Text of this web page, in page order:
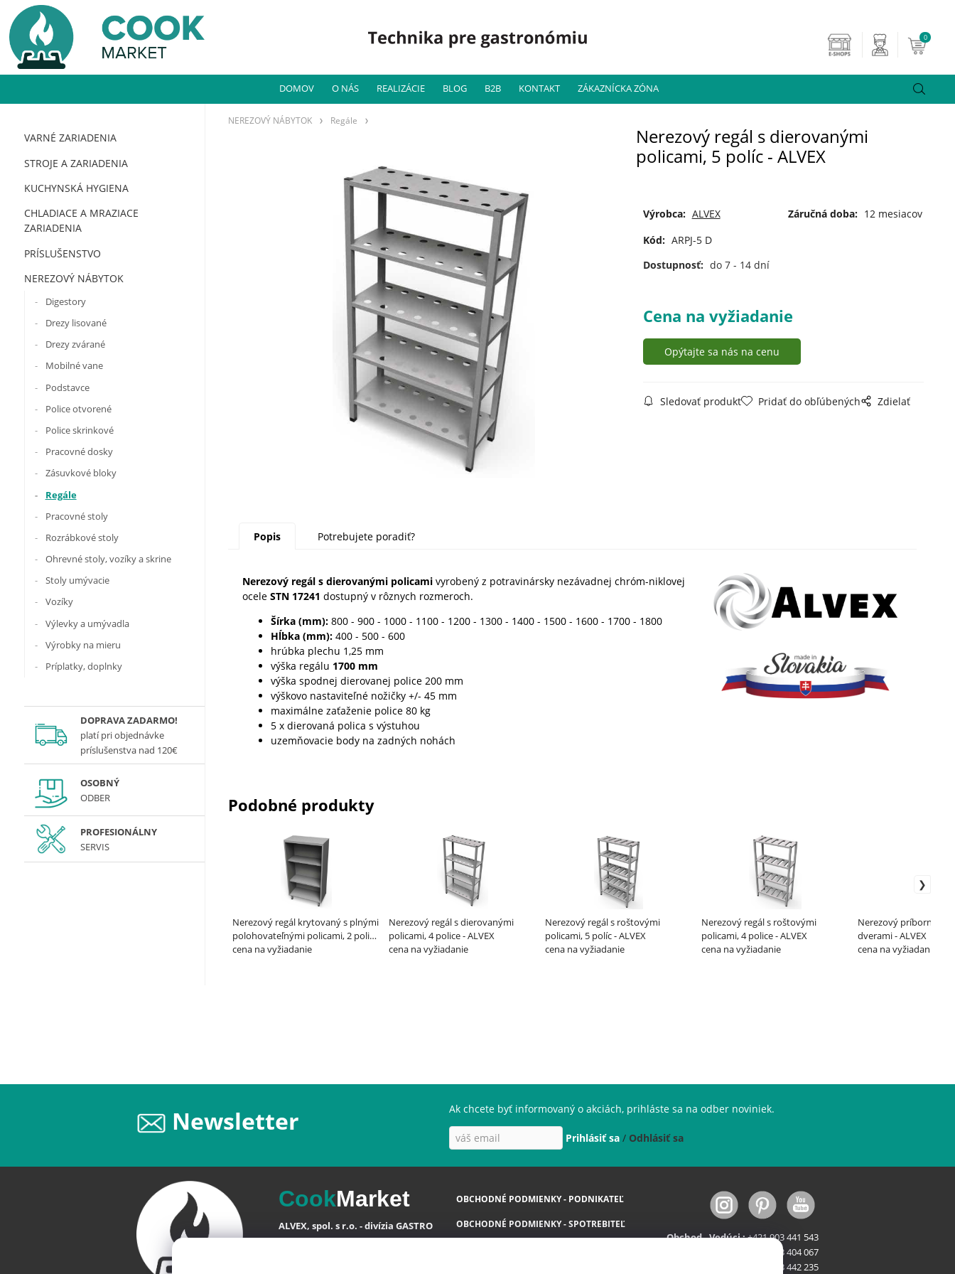
DOMOV O NÁS REALIZÁCIE BLOG B2B KONTAKT ZÁKAZNÍCKA ZÓNA
0
VARNÉ ZARIADENIA
STROJE A ZARIADENIA
KUCHYNSKÁ HYGIENA
CHLADIACE A MRAZIACE
ZARIADENIA
PRÍSLUŠENSTVO
NEREZOVÝ NÁBYTOK
Digestory
Drezy lisované
Drezy zvárané
Mobilné vane
Podstavce
Police otvorené
Police skrinkové
Pracovné dosky
Zásuvkové bloky
Regále
Pracovné stoly
Rozrábkové stoly
Ohrevné stoly, vozíky a skrine
Stoly umývacie
Vozíky
Výlevky a umývadla
Výrobky na mieru
Príplatky, doplnky
DOPRAVA ZADARMO!
platípri objednávke
príslušenstva nad 120€
OSOBNÝ
ODBER
PROFESIONÁLNY
SERVIS
NEREZOVÝ NÁBYTOK Regále
Nerezový regál s dierovanými
policami, 5 políc - ALVEX
Výrobca: ALVEX Záručná doba: 12 mesiacov
Kód: ARPJ-5 D
Dostupnosť: do 7 - 14 dní
Cena na vyžiadanie
Opýtajte sa nás na cenu
Sledovať produkt Pridať do obľúbených Zdielať
Popis Potrebujete poradiť?
Nerezový regál s dierovanými policamivyrobený z potravinársky nezávadnej chróm-niklovej
ocele STN 17241 dostupný v rôznych rozmeroch.
Šírka (mm): 800 - 900 - 1000 - 1100 - 1200 - 1300 - 1400 - 1500 - 1600 - 1700 - 1800
Hĺbka (mm): 400 - 500 - 600
hrúbka plechu 1,25 mm
výška regálu 1700 mm
výška spodnej dierovanej police 200 mm
výškovo nastaviteľné nožičky +/- 45 mm
maximálne zaťaženie police 80 kg
5 x dierovaná polica s výstuhou
uzemňovacie body na zadných nohách
Podobné produkty
Nerezový regál krytovaný s plnými
polohovateľnými policami, 2 police
- ALVEX
cena na vyžiadanie
Nerezový regál s dierovanými
policami, 4 police - ALVEX
cena na vyžiadanie
Nerezový regál s roštovými
policami, 5 políc - ALVEX
cena na vyžiadanie
Nerezový regál s roštovými
policami, 4 police - ALVEX
cena na vyžiadanie
Nerezový príborník s
dverami - ALVEX
cena na vyžiadanie
Newsletter Ak chcete byť informovaný o akciách, prihláste sa na odber noviniek.
Prihlásiť sa / Odhlásiť sa
CookMarket
ALVEX, spol. s r.o. - divízia GASTRO
OBCHODNÉ PODMIENKY - PODNIKATEĽ
OBCHODNÉ PODMIENKY - SPOTREBITEĽ
Obchod - Vedúci :+421 903 441 543
+421 903 404 067
+421 903 442 235